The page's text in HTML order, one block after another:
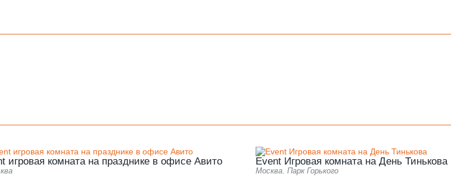
игровая комната на празднике в офисе Авито Event Игровая комната на День Тинькова
Москва. Парк Горького